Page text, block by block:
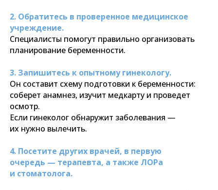
2. Обратитесь в проверенное медицинское
учреждение.
Специалисты помогут правильно организовать
планирование беременности.
3. Запишитесь к опытному гинекологу.
Он составит схему подготовки к беременности:
соберет анамнез, изучит медкарту и проведет
осмотр.
Если гинеколог обнаружит заболевания —
их нужно вылечить.
4. Посетите других врачей, в первую
очередь — терапевта, а также ЛОРа
и стоматолога.